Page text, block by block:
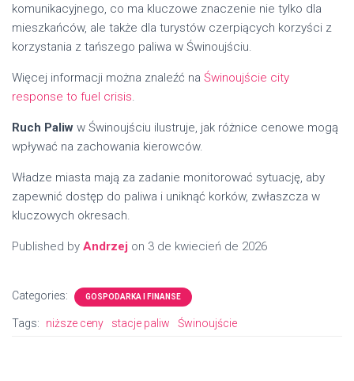
komunikacyjnego, co ma kluczowe znaczenie nie tylko dla
mieszkańców, ale także dla turystów czerpiących korzyści z
korzystania z tańszego paliwa w Świnoujściu.
Więcej informacji można znaleźć na Świnoujście city
response to fuel crisis.
Ruch Paliw w Świnoujściu ilustruje, jak różnice cenowe mogą
wpływać na zachowania kierowców.
Władze miasta mają za zadanie monitorować sytuację, aby
zapewnić dostęp do paliwa i uniknąć korków, zwłaszcza w
kluczowych okresach.
Published by Andrzej on 3 de kwiecień de 2026
Categories: GOSPODARKA I FINANSE
Tags: niższe ceny stacje paliw Świnoujście